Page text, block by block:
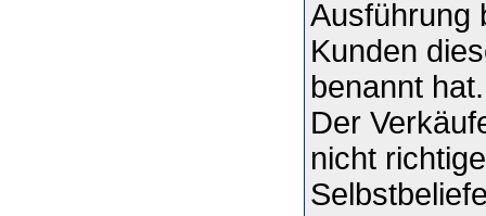
Ausführung
Kunden
benannt hat.
Der
nicht